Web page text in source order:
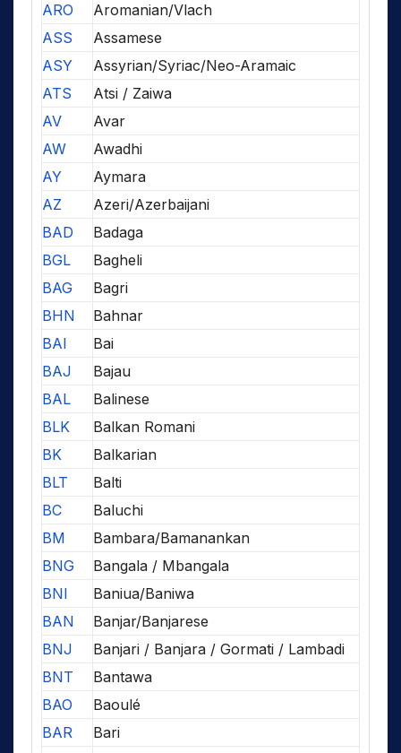
ARO
Aromanian/Vlach
ASS
Assamese
ASY
Assyrian/Syriac/Neo-Aramaic
ATS
Atsi / Zaiwa
AV
Avar
AW
Awadhi
AY
Aymara
AZ
Azeri/Azerbaijani
BAD
Badaga
BGL
Bagheli
BAG
Bagri
BHN
Bahnar
BAI
Bai
BAJ
Bajau
BAL
Balinese
BLK
Balkan Romani
BK
Balkarian
BLT
Balti
BC
Baluchi
BM
Bambara/Bamanankan
BNG
Bangala / Mbangala
BNI
Baniua/Baniwa
BAN
Banjar/Banjarese
BNJ
Banjari / Banjara / Gormati / Lambadi
BNT
Bantawa
BAO
Baoulé
BAR
Bari